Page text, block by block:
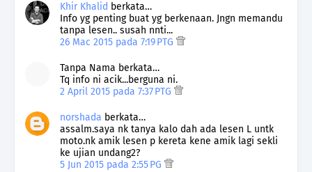
Khir Khalid berkata…
Info yg penting buat yg berkenaan. Jngn memandu
tanpa lesen.. susah nnti...
26 Mac 2015 pada 7:19 PTG
Tanpa Nama berkata…
Tq info ni acik...berguna ni.
2 April 2015 pada 7:37 PTG
norshada berkata…
assalm.saya nk tanya kalo dah ada lesen L untk
moto.nk amik lesen p kereta kene amik lagi sekli
ke ujian undang2?
5 Jun 2015 pada 2:55 PG